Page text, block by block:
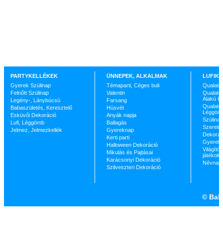
PARTYKELLÉKEK
Gyerek Szülinap
Felnőtt Szülinap
Legény-, Lánybúcsú
Babaszületés, Keresztelő
Esküvői Dekoráció
Lufi, Léggömb
Jelmez, Jelmezkellék
ÜNNEPEK, ALKALMAK
Témaparti, Céges buli
Valentin
Farsang
Húsvét
Anyák napja
Ballagás
Gyereknap
Kerti parti
Halloween Dekoráció
Mikulás és Pajtásai
Karácsonyi Dekoráció
Szilveszteri Dekoráció
LUFIK
Alakú
Világító
játékok
Névnap
©